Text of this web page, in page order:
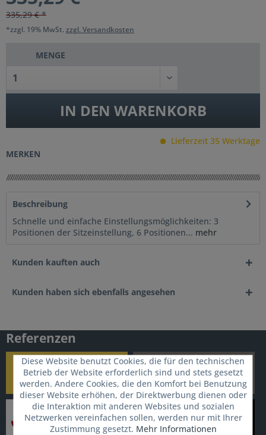
335,29 € *
*zzgl. 19% MwSt. zzgl. Versandkosten
MENGE
IN DEN WARENKORB
Lieferzeit 35 Werktage
MERKEN
Beschreibung
Schnelle und einfache Einstellungsmöglichkeiten: 3
Positionen der Sitzeinstellung, 6 Positionen... mehr
Kunden kauften auch
Kunden haben sich ebenfalls angesehen
Referenzen
Diese Website benutzt Cookies, die für den technischen
Betrieb der Website erforderlich sind und stets gesetzt
werden. Andere Cookies, die den Komfort bei Benutzung
dieser Website erhöhen, der Direktwerbung dienen oder
die Interaktion mit anderen Websites und sozialen
Netzwerken vereinfachen sollen, werden nur mit Ihrer
Zustimmung gesetzt. Mehr Informationen